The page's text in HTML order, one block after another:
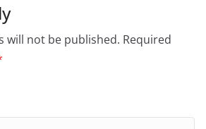
will not be published. Required